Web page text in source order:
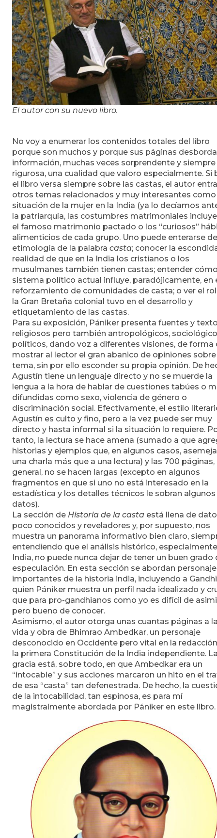
El autor con su nuevo libro.
No voy a enumerar los contenidos totales del libro
porque son muchos y porque sus páginas
información, muchas veces sorprendente y siempre
rigurosa, una cualidad que valoro especialmente. Si
el libro versa siempre sobre las castas, el autor
otros temas relacionados y muy interesantes como
situación de la mujer en la India (ya lo decíamos
la patriarquía, las costumbres matrimoniales
el famoso matrimonio pactado o los “curiosos”
alimenticios de cada grupo. Uno puede enterarse
etimología de la palabra casta; conocer la
realidad de que en la India los cristianos o los
musulmanes también tienen castas; entender
sistema político actual influye, paradójicamente, en
reforzamiento de comunidades de casta; o ver el
la Gran Bretaña colonial tuvo en el desarrollo y
etiquetamiento de las castas.
Para su exposición, Pániker presenta fuentes y
religiosos pero también antropológicos,
políticos, dando voz a diferentes visiones, de forma
mostrar al lector el gran abanico de opiniones
tema, sin por ello esconder su propia opinión. De
Agustín tiene un lenguaje directo y no se muerde la
lengua a la hora de hablar de cuestiones tabúes o
difundidas como sexo, violencia de género o
discriminación social. Efectivamente, el estilo
Agustín es culto y fino, pero a la vez puede ser muy
directo y hasta informal si la situación lo requiere.
tanto, la lectura se hace amena (sumado a que
historias y ejemplos que, en algunos casos,
una charla más que a una lectura) y las 700 páginas,
general, no se hacen largas (excepto en algunos
fragmentos en que si uno no está interesado en la
estadística y los detalles técnicos le sobran algunos
datos).
La sección de Historia de la casta está llena de
poco conocidos y reveladores y, por supuesto, nos
muestra un panorama informativo bien claro,
entendiendo que el análisis histórico,
India, no puede nunca dejar de tener un buen grado
especulación. En esta sección se abordan
importantes de la historia india, incluyendo a
quien Pániker muestra un perfil nada idealizado y
que para pro-gandhianos como yo es difícil de
pero bueno de conocer.
Asimismo, el autor otorga unas cuantas páginas a
vida y obra de Bhimrao Ambedkar, un personaje
desconocido en Occidente pero vital en la
la primera Constitución de la India independiente.
gracia está, sobre todo, en que Ambedkar era un
“intocable” y sus acciones marcaron un hito en el
de esa “casta” tan defenestrada. De hecho, la
de la intocabilidad, tan espinosa, es para mí
magistralmente abordada por Pániker en este libro.